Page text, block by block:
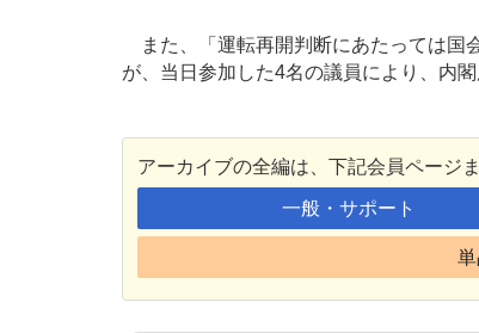
また、「運転再開判断にあたっては国
が、当日参加した4名の議員により、内
アーカイブの全編は、下記会員ページ
一般・サポート